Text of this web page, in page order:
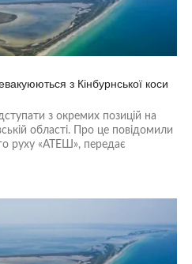
з Кінбурнської коси
з окремих позицій на
області. Про це повідомили
руху «АТЕШ», передає